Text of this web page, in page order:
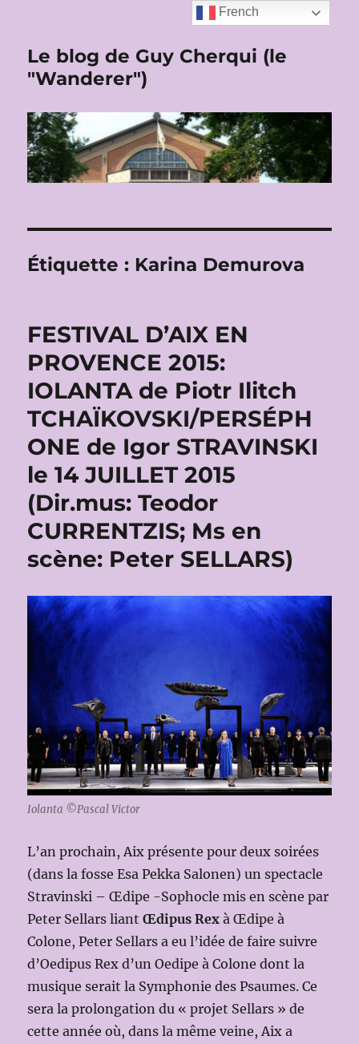
Le blog de Guy Cherqui (le
"Wanderer")
Étiquette : Karina Demurova
FESTIVAL D’AIX EN
PROVENCE 2015:
IOLANTA de Piotr Ilitch
TCHAÏKOVSKI/PERSÉPH
ONE de Igor STRAVINSKI
le 14 JUILLET 2015
(Dir.mus: Teodor
CURRENTZIS; Ms en
scène: Peter SELLARS)
Iolanta ©Pascal Victor
L’an prochain, Aix présente pour deux soirées
(dans la fosse Esa Pekka Salonen) un spectacle
Stravinski – Œdipe -Sophocle mis en scène par
Peter Sellars liantŒdipus Rex à Œdipe à
Colone, Peter Sellars a eu l’idée de faire suivre
d’Oedipus Rex d’un Oedipe à Colone dont la
musique serait la Symphonie des Psaumes. Ce
sera la prolongation du « projet Sellars » de
cette année où, dans la même veine, Aix a
French